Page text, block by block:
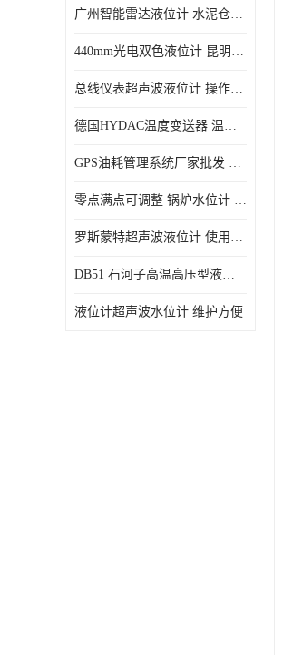
广州智能雷达液位计 水泥仓料位
440mm光电双色液位计 昆明锅炉汽包用光电液位计
总线仪表超声波液位计 操作简单
德国HYDAC温度变送器 温度变送器工作原理 市场性价比优
GPS油耗管理系统厂家批发 CR-606 汽车油位传感器故障
零点满点可调整 锅炉水位计 太原智能锅炉汽包液位计生产厂家
罗斯蒙特超声波液位计 使用寿命长
DB51 石河子高温高压型液位变送器 性能稳定
液位计超声波水位计 维护方便